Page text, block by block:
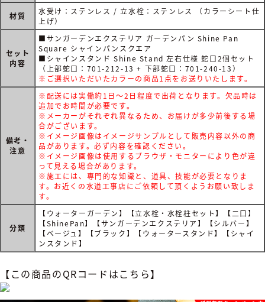
材質
水受け：ステンレス / 立水栓：ステンレス （カラーシート仕
上げ）
セット
内容
■サンガーデンエクステリア ガーデンパン Shine Pan
Square シャインパンスクエア
■シャインスタンド Shine Stand 左右仕様 蛇口2個セット
（上部蛇口：701-212-13 + 下部蛇口：701-240-13）
※ご選択いただいたカラーの商品1点をお送りいたします。
備考・
注意
※配送には実働約1日～2日程度で出荷となります。欠品時は
追加でお時間が必要です。
※メーカーがそれぞれ異なるため、お届けが多少前後する場
合がございます。
※イメージ画像はイメージサンプルとして販売内容以外の商
品があります。必ず内容を確認ください。
※イメージ画像は使用するブラウザ・モニターにより色が違
って見える場合があります。
※施工には、専門的な知識と、道具、技能が必要となりま
す。お近くの水道工事店にご依頼して頂くようお願い致しま
す。
分類
【ウォーターガーデン】【立水栓・水栓柱セット】【二口】
【ShinePan】【サンガーデンエクステリア】【シルバー】
【ベージュ】【ブラック】【ウォータースタンド】【シャイ
ンスタンド】
【この商品のQRコードはこちら】